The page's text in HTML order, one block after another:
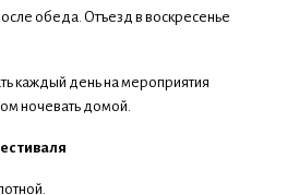
обеда. Отъезд в воскресенье
каждый день на мероприятия
ночевать домой.